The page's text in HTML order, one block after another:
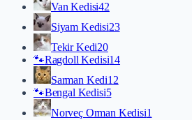
Van Kedisi42
Siyam Kedisi23
Tekir Kedi20
🐾Ragdoll Kedisi14
Sarman Kedi12
🐾Bengal Kedisi5
Norveç Orman Kedisi1